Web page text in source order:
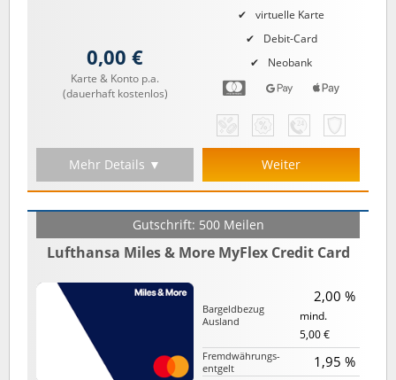
virtuelle Karte
Debit-Card
Neobank
0,00 €
Karte & Konto p.a.
(dauerhaft kostenlos)
Mehr Details ▼ Weiter
Lufthansa Miles & More MyFlex Credit Card
Gutschrift: 500 Meilen
Bargeld­bezug
Ausland
2,00 %
mind.
5,00 €
Fremd­währungs­
entgelt
1,95 %